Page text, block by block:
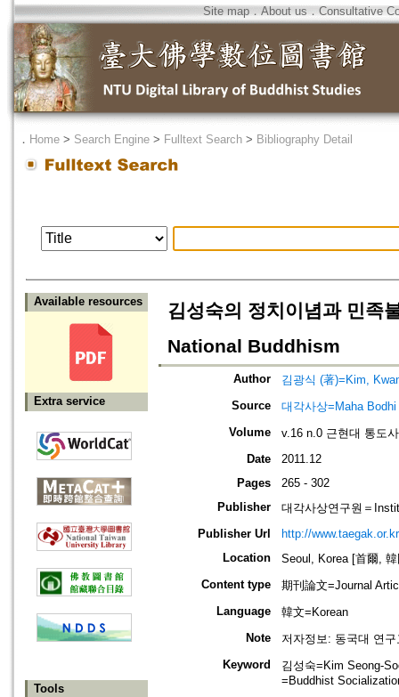
Site map．About us ． Consultative
． Home > Search Engine > Fulltext Search > Bibliography Detail
Available resources
Extra service
Tools
김성숙의 정치이념과 민
National Buddhism
Author
김광식 (著)=Kim,
Source
대각사상=Maha
Volume
v.16 n.0 근현대 통도
Date
2011.12
Pages
265 - 302
Publisher
대각사상연구원＝
Publisher Url
http://
Location
Seoul, Korea [首爾,
Content type
期刊論文=Journal
Language
韓文=Korean
Note
저자정보: 동국대 연
Keyword
김성숙=Kim Seong-
=Buddhist